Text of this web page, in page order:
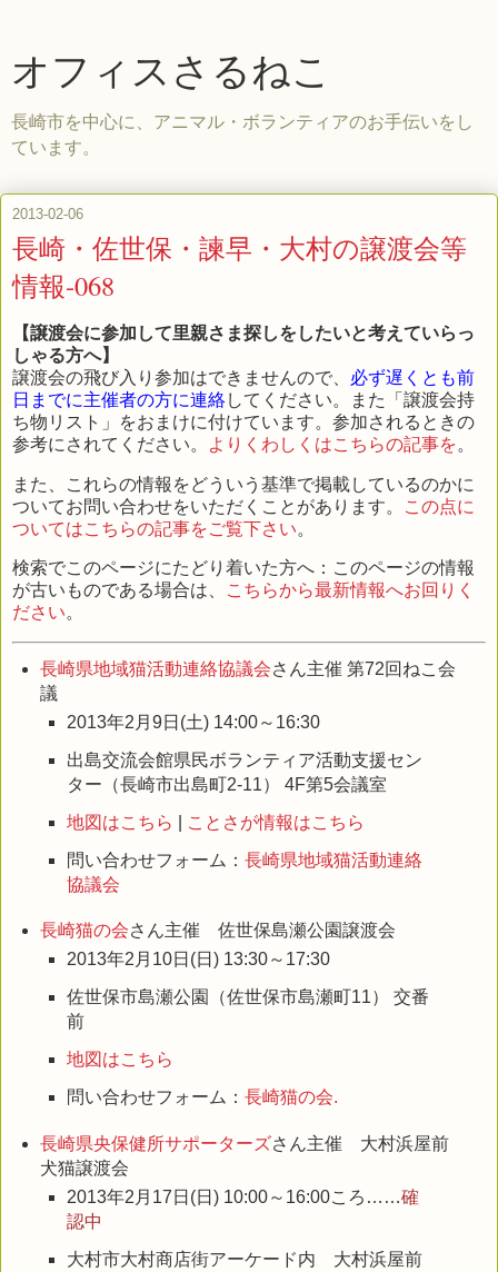
オフィスさるねこ
長崎市を中心に、アニマル・ボランティアのお手伝いをし
ています。
2013-02-06
長崎・佐世保・諫早・大村の譲渡会等
情報-068
【譲渡会に参加して里親さま探しをしたいと考えていらっ
しゃる方へ】
譲渡会の飛び入り参加はできませんので、 必ず遅くとも前
日までに主催者の方に連絡してください。また「譲渡会持
ち物リスト」をおまけに付けています。参加されるときの
参考にされてください。
よりくわしくはこちらの記事を。
また、これらの情報をどういう基準で掲載しているのかに
ついてお問い合わせをいただくことがあります。
この点に
ついてはこちらの記事をご覧下さい。
検索でこのページにたどり着いた方へ：このページの情報
が古いものである場合は、
こちらから最新情報へお回りく
ださい。
長崎県地域猫活動連絡協議会さん主催 第72回ねこ会
議
2013年2月9日(土) 14:00～16:30
出島交流会館県民ボランティア活動支援セン
ター（長崎市出島町2-11） 4F第5会議室
地図はこちら
ことさが情報はこちら
問い合わせフォーム：長崎県地域猫活動連絡
協議会
長崎猫の会さん主催 佐世保島瀬公園譲渡会
2013年2月10日(日) 13:30～17:30
佐世保市島瀬公園（佐世保市島瀬町11） 交番
前
地図はこちら
問い合わせフォーム：長崎猫の会.
長崎県央保健所サポーターズさん主催 大村浜屋前
犬猫譲渡会
2013年2月17日(日) 10:00～16:00ころ……確
認中
大村市大村商店街アーケード内 大村浜屋前